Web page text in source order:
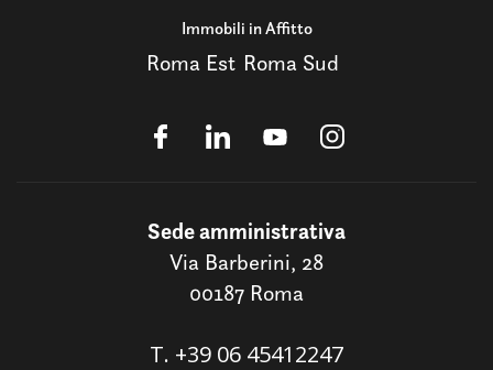
Immobili in Affitto
Roma Est Roma Sud
Sede amministrativa
Via Barberini, 28
00187 Roma
T. +39 06 45412247